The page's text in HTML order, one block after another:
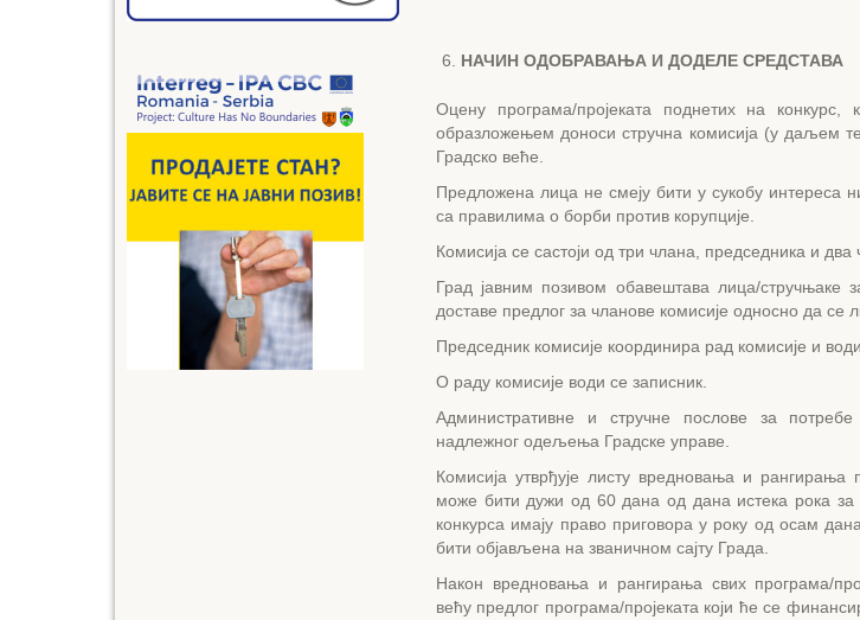
НАЧИН ОДОБРАВАЊА И ДОДЕЛЕ СРЕДСТАВА
Оцену програма/пројеката поднетих на
образложењем доноси стручна комисија (у даљем
Градско веће.
Предложена лица не смеју бити у сукобу интереса
са правилима о борби против корупције.
Комисија се састоји од три члана, председника и два
Град јавним позивом обавештава лица/стручњаке
доставе предлог за чланове комисије односно да се
Председник комисије координира рад комисије и
О раду комисије води се записник.
Административне и стручне послове за
надлежног одељења Градске управе.
Комисија утврђује листу вредновања и рангирања
може бити дужи од 60 дана од дана истека рока за
конкурса имају право приговора у року од осам
бити објављена на званичном сајту Града.
Након вредновања и рангирања свих програма/
већу предлог програма/пројеката који ће се